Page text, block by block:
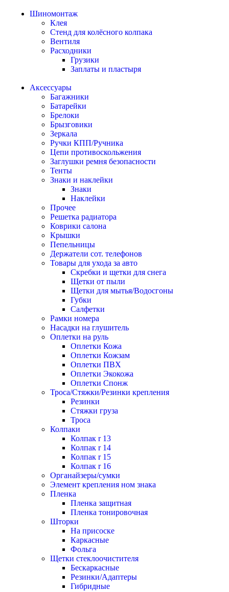
Шиномонтаж
Клея
Стенд для колёсного колпака
Вентиля
Расходники
Грузики
Заплаты и пластыря
Аксессуары
Багажники
Батарейки
Брелоки
Брызговики
Зеркала
Ручки КПП/Ручника
Цепи противоскольжения
Заглушки ремня безопасности
Тенты
Знаки и наклейки
Знаки
Наклейки
Прочее
Решетка радиатора
Коврики салона
Крышки
Пепельницы
Держатели сот. телефонов
Товары для ухода за авто
Скребки и щетки для снега
Щетки от пыли
Щетки для мытья/Водосгоны
Губки
Салфетки
Рамки номера
Насадки на глушитель
Оплетки на руль
Оплетки Кожа
Оплетки Кожзам
Оплетки ПВХ
Оплетки Экокожа
Оплетки Спонж
Троса/Стяжки/Резинки крепления
Резинки
Стяжки груза
Троса
Колпаки
Колпак r 13
Колпак r 14
Колпак r 15
Колпак r 16
Органайзеры/сумки
Элемент крепления ном знака
Пленка
Пленка защитная
Пленка тонировочная
Шторки
На присоске
Каркасные
Фольга
Щетки стеклоочистителя
Бескаркасные
Резинки/Адаптеры
Гибридные